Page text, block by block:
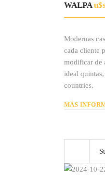
WALPA
Modernas
cada cliente
modificar de
ideal
countries.
MÁS